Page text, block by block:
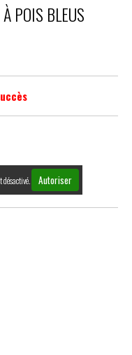
POIS BLEUS
désactivé. Autoriser